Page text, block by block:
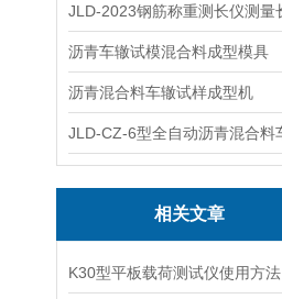
沥青车辙试模混合料成型模具
沥青混合料车辙试样成型机
相关文章
K30型平板载荷测试仪使用方法